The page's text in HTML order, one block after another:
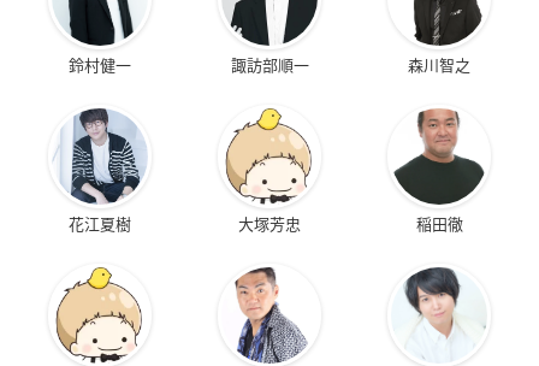
鈴村健一 諏訪部順一 森川智之
花江夏樹 大塚芳忠 稲田徹